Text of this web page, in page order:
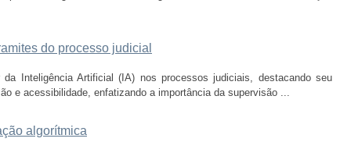
do processo judicial
Inteligência Artificial (IA) nos processos judiciais, destacando seu
e acessibilidade, enfatizando a importância da supervisão ...
algorítmica